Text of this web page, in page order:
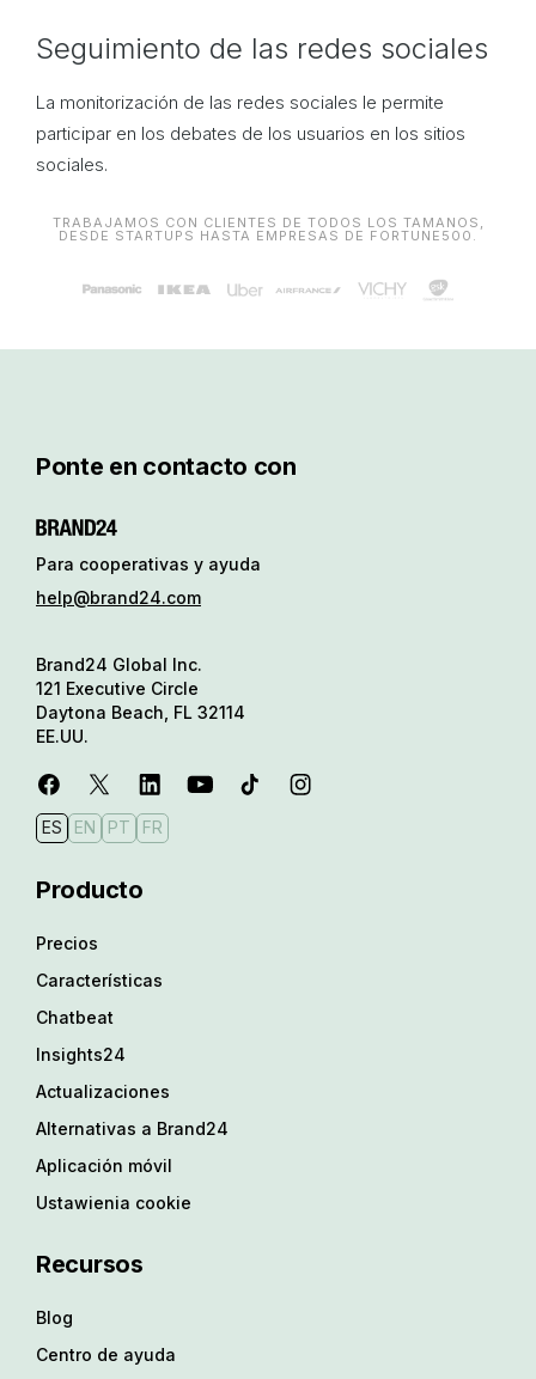
Seguimiento de las redes sociales
La monitorización de las redes sociales le permite
participar en los debates de los usuarios en los sitios
sociales.
TRABAJAMOS CON CLIENTES DE TODOS LOS TAMAÑOS,
DESDE STARTUPS HASTA EMPRESAS DE FORTUNE500.
Ponte en contacto con
Para cooperativas y ayuda
help@brand24.com
Brand24 Global Inc.
121 Executive Circle
Daytona Beach, FL 32114
EE.UU.
ES EN PT FR
Producto
Precios
Características
Chatbeat
Insights24
Actualizaciones
Alternativas a Brand24
Aplicación móvil
Ustawienia cookie
Recursos
Blog
Centro de ayuda